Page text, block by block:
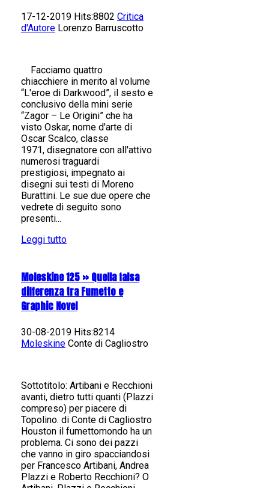
17-12-2019 Hits:8802 Critica
d'Autore Lorenzo Barruscotto
Facciamo quattro
chiacchiere in merito al volume
“L'eroe di Darkwood”, il sesto e
conclusivo della mini serie
“Zagor – Le Origini” che ha
visto Oskar, nome d'arte di
Oscar Scalco, classe
1971, disegnatore con all'attivo
numerosi traguardi
prestigiosi, impegnato ai
disegni sui testi di Moreno
Burattini. Le sue due opere che
vedrete di seguito sono
presenti...
Leggi tutto
Moleskine 125 » Quella falsa
differenza tra Fumetto e
Graphic Novel
30-08-2019 Hits:8214
Moleskine Conte di Cagliostro
Sottotitolo: Artibani e Recchioni
avanti, dietro tutti quanti (Plazzi
compreso) per piacere di
Topolino. di Conte di Cagliostro
Houston il fumettomondo ha un
problema. Ci sono dei pazzi
che vanno in giro spacciandosi
per Francesco Artibani, Andrea
Plazzi e Roberto Recchioni? O